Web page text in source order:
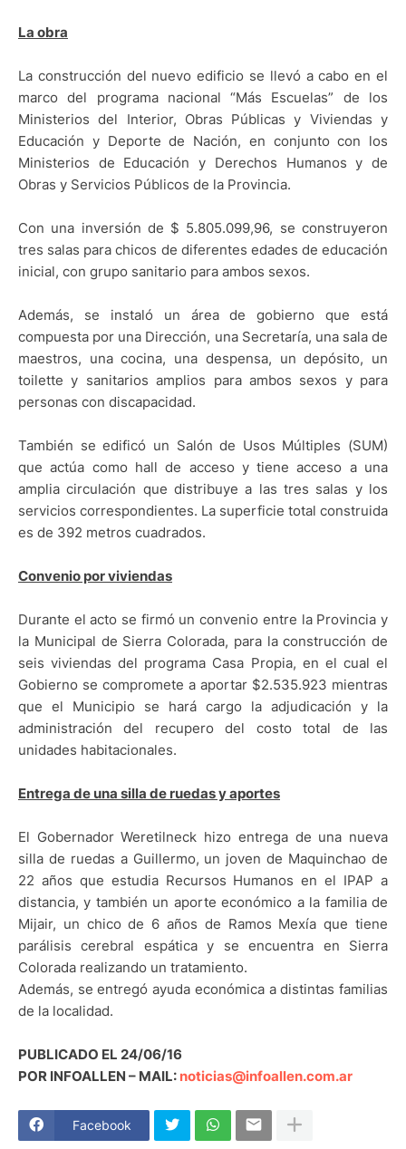
La obra
La construcción del nuevo edificio se llevó a cabo en el
marco del programa nacional “Más Escuelas” de los
Ministerios del Interior, Obras Públicas y Viviendas y
Educación y Deporte de Nación, en conjunto con los
Ministerios de Educación y Derechos Humanos y de
Obras y Servicios Públicos de la Provincia.
Con una inversión de $ 5.805.099,96, se construyeron
tres salas para chicos de diferentes edades de educación
inicial, con grupo sanitario para ambos sexos.
Además, se instaló un área de gobierno que está
compuesta por una Dirección, una Secretaría, una sala de
maestros, una cocina, una despensa, un depósito, un
toilette y sanitarios amplios para ambos sexos y para
personas con discapacidad.
También se edificó un Salón de Usos Múltiples (SUM)
que actúa como hall de acceso y tiene acceso a una
amplia circulación que distribuye a las tres salas y los
servicios correspondientes. La superficie total construida
es de 392 metros cuadrados.
Convenio por viviendas
Durante el acto se firmó un convenio entre la Provincia y
la Municipal de Sierra Colorada, para la construcción de
seis viviendas del programa Casa Propia, en el cual el
Gobierno se compromete a aportar $2.535.923 mientras
que el Municipio se hará cargo la adjudicación y la
administración del recupero del costo total de las
unidades habitacionales.
Entrega de una silla de ruedas y aportes
El Gobernador Weretilneck hizo entrega de una nueva
silla de ruedas a Guillermo, un joven de Maquinchao de
22 años que estudia Recursos Humanos en el IPAP a
distancia, y también un aporte económico a la familia de
Mijair, un chico de 6 años de Ramos Mexía que tiene
parálisis cerebral espática y se encuentra en Sierra
Colorada realizando un tratamiento.
Además, se entregó ayuda económica a distintas familias
de la localidad.
PUBLICADO EL 24/06/16
POR INFOALLEN – MAIL: noticias@infoallen.com.ar
Facebook